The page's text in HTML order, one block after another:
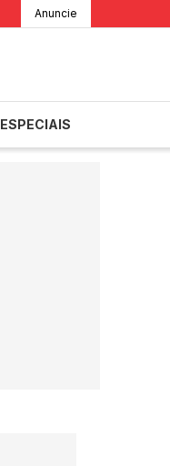
Anuncie
ESPECIAIS